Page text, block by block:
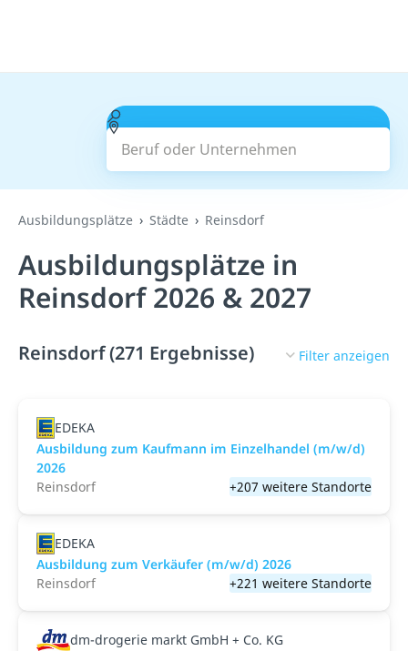
Beruf oder Unternehmen
Suchen
Ausbildungsplätze Städte Reinsdorf
Ausbildungsplätze in
Reinsdorf 2026 & 2027
Reinsdorf (271 Ergebnisse) Filter anzeigen
EDEKA
Ausbildung zum Kaufmann im Einzelhandel (m/w/d)
2026
Reinsdorf
+207 weitere Standorte
EDEKA
Ausbildung zum Verkäufer (m/w/d) 2026
Reinsdorf
+221 weitere Standorte
dm-drogerie markt GmbH + Co. KG